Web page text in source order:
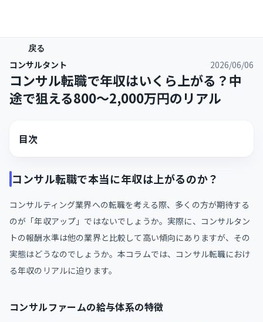
戻る
コンサルタント 2026/06/06
コンサル転職で年収はいくら上がる？中
途で狙える800〜2,000万円のリアル
目次
コンサル転職で本当に年収は上がるのか？
コンサルティング業界への転職を考える際、多くの方が期待する
のが「年収アップ」ではないでしょうか。実際に、コンサルタン
トの報酬水準は他の業界と比較して高い傾向にありますが、その
実態はどうなのでしょうか。本コラムでは、コンサル転職におけ
る年収のリアルに迫ります。
コンサルファームの給与体系の特徴